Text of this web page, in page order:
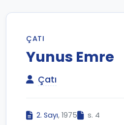
ÇATI
Yunus Emre
Çatı
2. Sayı, 1975 s. 4